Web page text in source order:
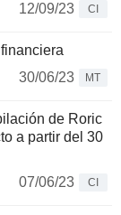
12/09/23
CI
30/06/23
MT
de Roric
a partir del 30
07/06/23
CI